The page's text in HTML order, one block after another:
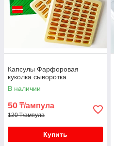
Капсулы Фарфоровая
куколка сыворотка
В наличии
50 ₸/ампула
120 ₸/ампула
Купить